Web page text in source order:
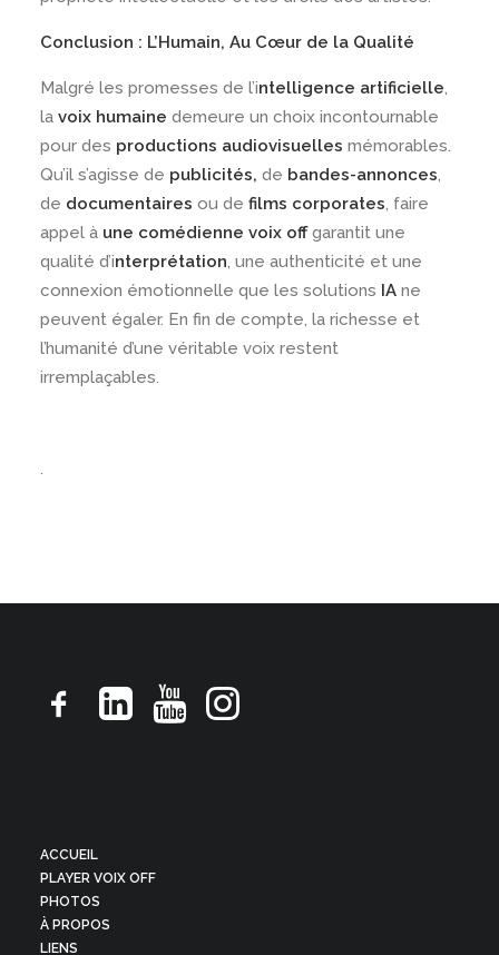
Conclusion : L’Humain, Au Cœur de la Qualité
Malgré les promesses de l’intelligence artificielle,
la voix humaine demeure un choix incontournable
pour des productions audiovisuelles mémorables.
Qu’il s’agisse de publicités, de bandes-annonces,
de documentaires ou de films corporates, faire
appel à une comédienne voix offgarantit une
qualité d’interprétation, une authenticité et une
connexion émotionnelle que les solutions IA ne
peuvent égaler. En fin de compte, la richesse et
l’humanité d’une véritable voix restent
irremplaçables.
.
ACCUEIL
PLAYER VOIX OFF
PHOTOS
À PROPOS
LIENS